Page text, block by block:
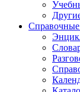
Справочные